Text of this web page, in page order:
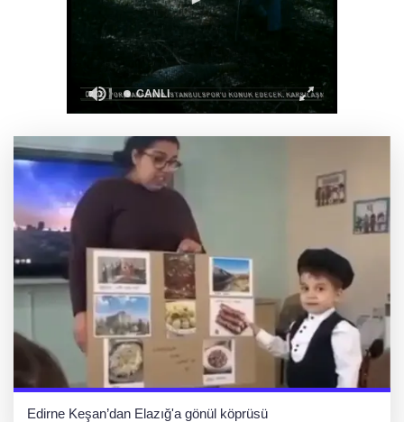
Keşan Kent Konseyi'nden muhtarlara nezaket
ziyareti
İstanbul Maltepe’de çocuklar kitapların renkli
dünyasında
Edirne Keşan’dan Elazığ'a gönül köprüsü